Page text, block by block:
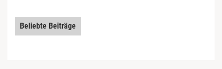
Beliebte Beiträge